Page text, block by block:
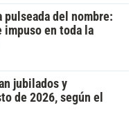
pulseada del nombre:
impuso en toda la
jubilados y
de 2026, según el